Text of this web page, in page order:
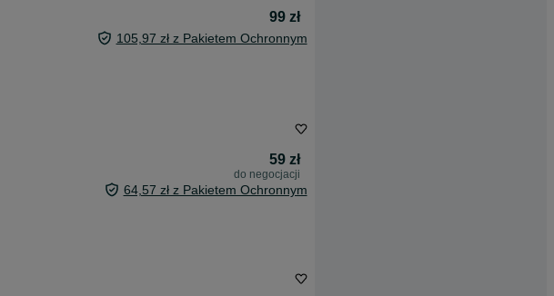
99 zł
105,97 zł z Pakietem Ochronnym
59 zł
do negocjacji
64,57 zł z Pakietem Ochronnym